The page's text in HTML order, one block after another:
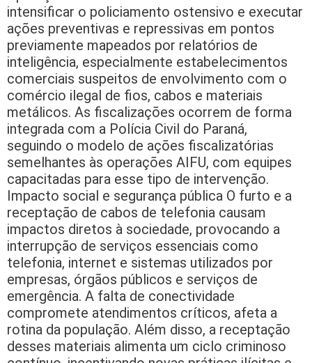
intensificar o policiamento ostensivo e executar
ações preventivas e repressivas em pontos
previamente mapeados por relatórios de
inteligência, especialmente estabelecimentos
comerciais suspeitos de envolvimento com o
comércio ilegal de fios, cabos e materiais
metálicos. As fiscalizações ocorrem de forma
integrada com a Polícia Civil do Paraná,
seguindo o modelo de ações fiscalizatórias
semelhantes às operações AIFU, com equipes
capacitadas para esse tipo de intervenção.
Impacto social e segurança pública O furto e a
receptação de cabos de telefonia causam
impactos diretos à sociedade, provocando a
interrupção de serviços essenciais como
telefonia, internet e sistemas utilizados por
empresas, órgãos públicos e serviços de
emergência. A falta de conectividade
compromete atendimentos críticos, afeta a
rotina da população. Além disso, a receptação
desses materiais alimenta um ciclo criminoso